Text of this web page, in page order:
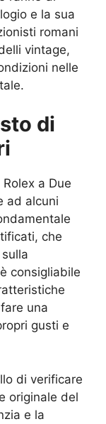
e la sua
romani
vintage,
nelle
di
a Due
ad alcuni
che
consigliabile
una
gusti e
di verificare
originale del
e la